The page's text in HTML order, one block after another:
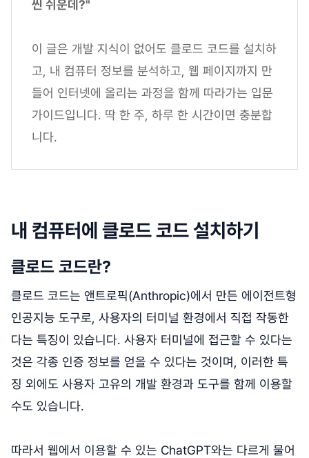
씬 쉬운데?"
이 글은 개발 지식이 없어도 클로드 코드를 설치하
고, 내 컴퓨터 정보를 분석하고, 웹 페이지까지 만
들어 인터넷에 올리는 과정을 함께 따라가는 입문
가이드입니다. 딱 한 주, 하루 한 시간이면 충분합
니다.
내 컴퓨터에 클로드 코드 설치하기
클로드 코드란?
클로드 코드는 앤트로픽(Anthropic)에서 만든 에이전트형
인공지능 도구로, 사용자의 터미널 환경에서 직접 작동한
다는 특징이 있습니다. 사용자 터미널에 접근할 수 있다는
것은 각종 인증 정보를 얻을 수 있다는 것이며, 이러한 특
징 외에도 사용자 고유의 개발 환경과 도구를 함께 이용할
수도 있습니다.
따라서 웹에서 이용할 수 있는 ChatGPT와는 다르게 물어